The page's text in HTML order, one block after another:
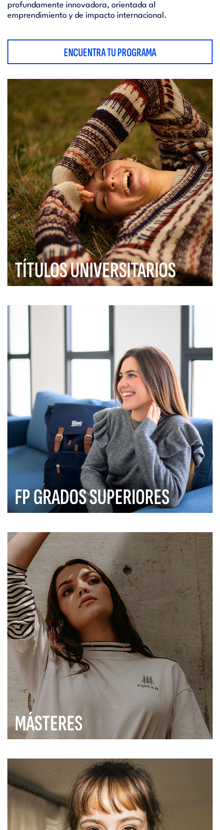
profundamente innovadora, orientada al
emprendimiento y de impacto internacional.
ENCUENTRA TU PROGRAMA
TÍTULOS UNIVERSITARIOS
FP GRADOS SUPERIORES
MÁSTERES